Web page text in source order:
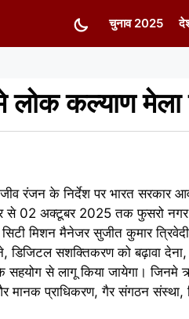
चुनाव 2025
लोक कल्याण
रंजन के निर्देश पर भारत सरकार
से 02 अक्टूबर 2025 तक फुसरो
मिशन मैनेजर सुजीत कुमार
सशक्तिकरण को बढ़ावा देना,
सहयोग से लागू किया जायेगा। जिनमे
और मानक प्राधिकरण, गैर संगठन